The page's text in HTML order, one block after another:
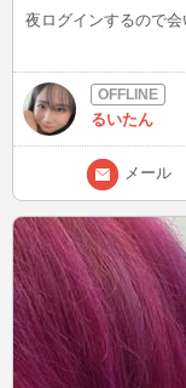
夜ログインするので
るいたん
メール